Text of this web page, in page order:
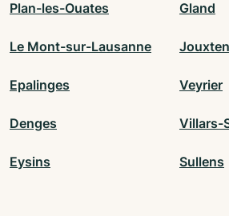
Plan-les-Ouates Gland
Le Mont-sur-Lausanne
Epalinges Veyrier
Denges Villars-
Eysins Sullens